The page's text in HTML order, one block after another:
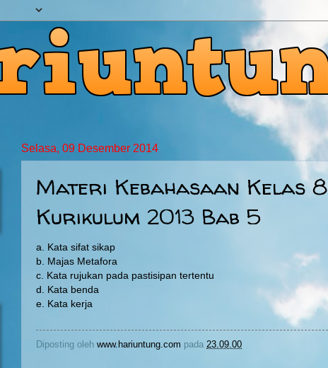
Selasa, 09 Desember 2014
Materi Kebahasaan Kelas 8
Kurikulum 2013 Bab 5
a. Kata sifat sikap
b. Majas Metafora
c. Kata rujukan pada pastisipan tertentu
d. Kata benda
e. Kata kerja
Diposting oleh www.hariuntung.com pada 23.09.00